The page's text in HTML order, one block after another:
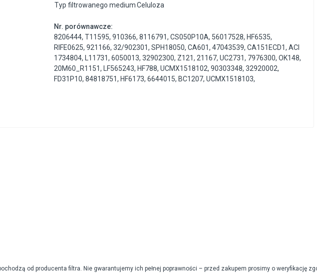
Typ filtrowanego medium Celuloza
Nr. porównawcze:
8206444,T11595,910366,8116791,CS050P10A, 56017528, HF6535,
RIFE0625,921166,32/902301,SPH18050,CA601,47043539,CA151ECD1,ACI
1734804, L11731,6050013,32902300, Z121, 21167,UC2731, 7976300,OK148,
20M60_R1151, LF565243, HF788,UCMX1518102,90303348,32920002,
FD31P10,84818751, HF6173,6644015, BC1207,UCMX1518103,
od producenta filtra. Nie gwarantujemy ich pełnej poprawności – przed zakupem prosimy o weryfikację